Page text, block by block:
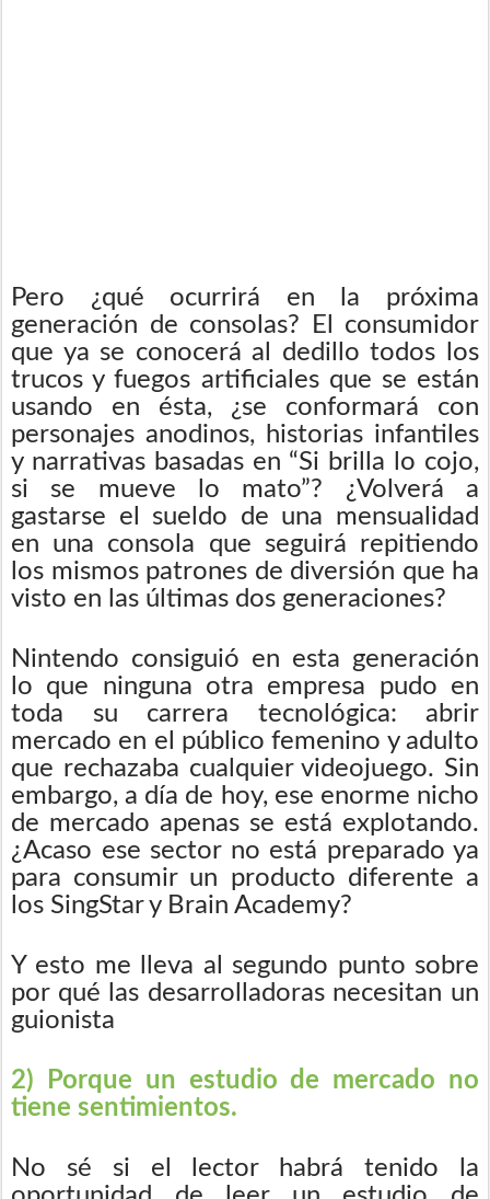
Pero ¿qué ocurrirá en la próxima
generación de consolas? El consumidor
que ya se conocerá al dedillo todos los
trucos y fuegos artificiales que se están
usando en ésta, ¿se conformará con
personajes anodinos, historias infantiles
y narrativas basadas en “Si brilla lo cojo,
si se mueve lo mato”? ¿Volverá a
gastarse el sueldo de una mensualidad
en una consola que seguirá repitiendo
los mismos patrones de diversión que ha
visto en las últimas dos generaciones?
Nintendo consiguió en esta generación
lo que ninguna otra empresa pudo en
toda su carrera tecnológica: abrir
mercado en el público femenino y adulto
que rechazaba cualquier videojuego. Sin
embargo, a día de hoy, ese enorme nicho
de mercado apenas se está explotando.
¿Acaso ese sector no está preparado ya
para consumir un producto diferente a
los SingStar y Brain Academy?
Y esto me lleva al segundo punto sobre
por qué las desarrolladoras necesitan un
guionista
2) Porque un estudio de mercado no
tiene sentimientos.
No sé si el lector habrá tenido la